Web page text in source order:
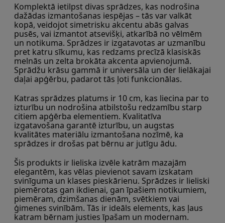
Komplektā ietilpst divas sprādzes, kas nodrošina
dažādas izmantošanas iespējas – tās var valkāt
kopā, veidojot simetrisku akcentu abās galvas
pusēs, vai izmantot atsevišķi, atkarībā no vēlmēm
un notikuma. Sprādzes ir izgatavotas ar uzmanību
pret katru sīkumu, kas redzams precīzā klasiskās
melnās un zelta brokāta akcenta apvienojumā.
Sprādžu krāsu gammā ir universāla un der lielākajai
daļai apģērbu, padarot tās ļoti funkcionālas.
Katras sprādzes platums ir 10 cm, kas liecina par to
izturību un nodrošina atbilstošu redzamību starp
citiem apģērba elementiem. Kvalitatīva
izgatavošana garantē izturību, un augstas
kvalitātes materiālu izmantošana nozīmē, ka
sprādzes ir drošas pat bērnu ar jutīgu ādu.
Šis produkts ir lieliska izvēle katrām mazajām
elegantēm, kas vēlas pievienot savam izskatam
svinīguma un klases pieskārienu. Sprādzes ir lieliski
piemērotas gan ikdienai, gan īpašiem notikumiem,
piemēram, dzimšanas dienām, svētkiem vai
ģimenes svinībām. Tās ir ideāls elements, kas ļaus
katram bērnam justies īpašam un modernam.